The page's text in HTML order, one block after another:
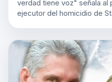
verdad tiene voz" señala al
ejecutor del homicidio de